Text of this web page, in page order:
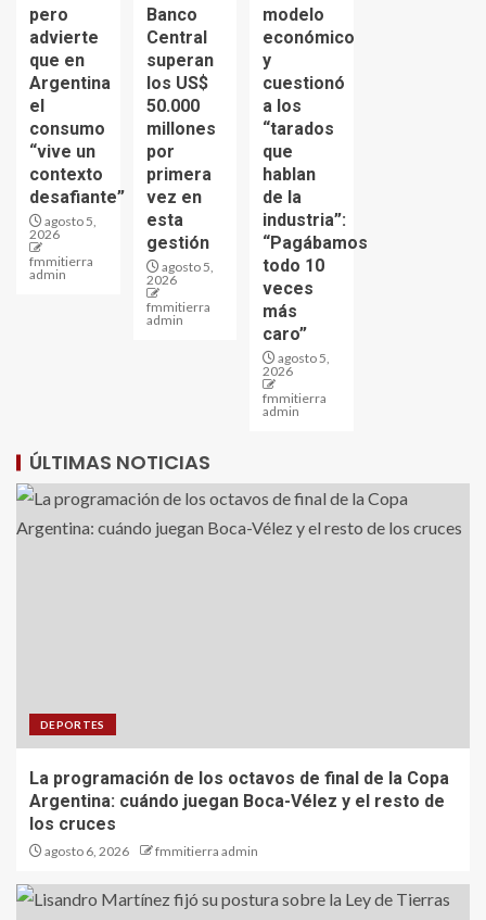
pero
advierte
que en
Argentina
el
consumo
“vive un
contexto
desafiante”
agosto 5,
2026
fmmitierra
admin
Banco
Central
superan
los US$
50.000
millones
por
primera
vez en
esta
gestión
agosto 5,
2026
fmmitierra
admin
modelo
económico
y
cuestionó
a los
“tarados
que
hablan
de la
industria”:
“Pagábamos
todo 10
veces
más
caro”
agosto 5,
2026
fmmitierra
admin
ÚLTIMAS NOTICIAS
DEPORTES
La programación de los octavos de final de la Copa
Argentina: cuándo juegan Boca-Vélez y el resto de
los cruces
agosto 6, 2026 fmmitierra admin